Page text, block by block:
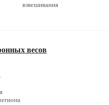
взвешивания
весов